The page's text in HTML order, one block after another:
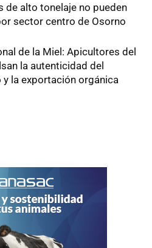
de alto tonelaje no pueden
sector centro de Osorno
de la Miel: Apicultores del
la autenticidad del
la exportación orgánica